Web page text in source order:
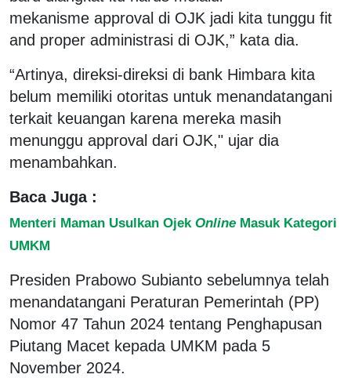
mekanisme approval di OJK jadi kita tunggu fit
and proper administrasi di OJK,” kata dia.
“Artinya, direksi-direksi di bank Himbara kita
belum memiliki otoritas untuk menandatangani
terkait keuangan karena mereka masih
menunggu approval dari OJK," ujar dia
menambahkan.
Baca Juga :
Menteri Maman Usulkan Ojek Online Masuk Kategori
UMKM
Presiden Prabowo Subianto sebelumnya telah
menandatangani Peraturan Pemerintah (PP)
Nomor 47 Tahun 2024 tentang Penghapusan
Piutang Macet kepada UMKM pada 5
November 2024.